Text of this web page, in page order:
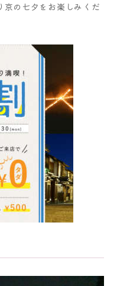
の七夕をお楽しみくだ